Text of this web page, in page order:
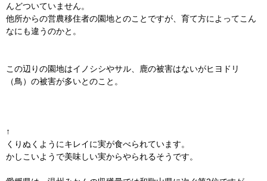
んどついていません。
他所からの営農移住者の園地とのことですが、育て方によってこん
なにも違うのかと。
この辺りの園地はイノシシやサル、鹿の被害はないがヒヨドリ
（鳥）の被害が多いとのこと。
↑
くりぬくようにキレイに実が食べられています。
かしこいようで美味しい実からやられるそうです。